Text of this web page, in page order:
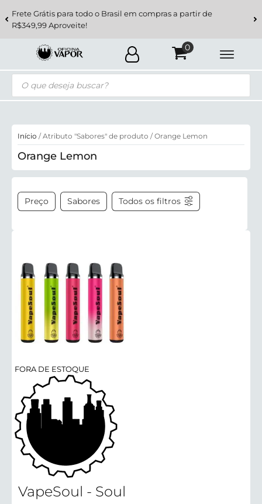
Frete Grátis para todo o Brasil em compras a partir de
R$349,99 Aproveite!
Pesquisar
produtos
Início / Atributo "Sabores" de produto / Orange Lemon
Orange Lemon
Preço Sabores Todos os filtros
FORA DE ESTOQUE
VapeSoul - Soul